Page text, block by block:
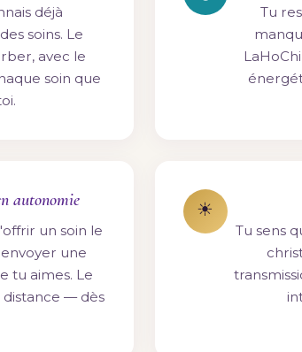
déjà
soins. Le
avec le
soin que
Tu
autonomie
un soin le
une
tu aimes. Le
distance — dès
☀
Tu sens